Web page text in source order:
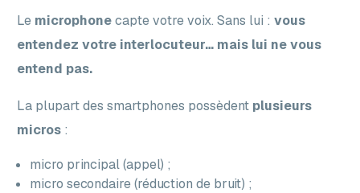
Le microphonecapte votre voix. Sans lui :vous
entendez votre interlocuteur… mais lui ne vous
entend pas.
La plupart des smartphones possèdent plusieurs
micros :
micro principal (appel) ;
micro secondaire (réduction de bruit) ;